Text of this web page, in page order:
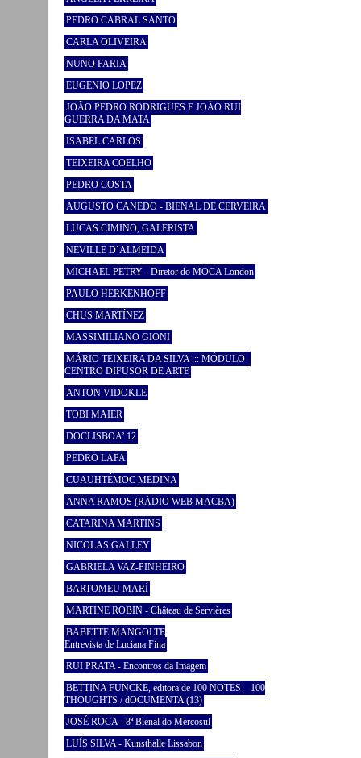
PEDRO CABRAL SANTO
CARLA OLIVEIRA
NUNO FARIA
EUGENIO LOPEZ
JOÃO PEDRO RODRIGUES E JOÃO RUI
GUERRA DA MATA
ISABEL CARLOS
TEIXEIRA COELHO
PEDRO COSTA
AUGUSTO CANEDO - BIENAL DE CERVEIRA
LUCAS CIMINO, GALERISTA
NEVILLE D’ALMEIDA
MICHAEL PETRY - Diretor do MOCA London
PAULO HERKENHOFF
CHUS MARTÍNEZ
MASSIMILIANO GIONI
MÁRIO TEIXEIRA DA SILVA ::: MÓDULO -
CENTRO DIFUSOR DE ARTE
ANTON VIDOKLE
TOBI MAIER
DOCLISBOA’ 12
PEDRO LAPA
CUAUHTÉMOC MEDINA
ANNA RAMOS (RÀDIO WEB MACBA)
CATARINA MARTINS
NICOLAS GALLEY
GABRIELA VAZ-PINHEIRO
BARTOMEU MARÍ
MARTINE ROBIN - Château de Servières
BABETTE MANGOLTE
Entrevista de Luciana Fina
RUI PRATA - Encontros da Imagem
BETTINA FUNCKE, editora de 100 NOTES – 100
THOUGHTS / dOCUMENTA (13)
JOSÉ ROCA - 8ª Bienal do Mercosul
LUÍS SILVA - Kunsthalle Lissabon